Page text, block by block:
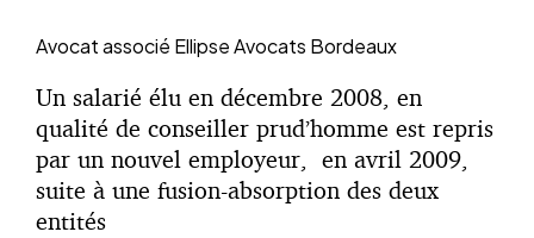
Avocat associé Ellipse Avocats Bordeaux
Un salarié élu en décembre 2008, en
qualité de conseiller prud’homme est repris
par un nouvel employeur, en avril 2009,
suite à une fusion-absorption des deux
entités